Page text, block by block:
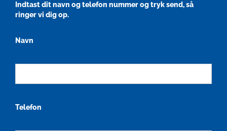
Indtast dit navn og telefon nummer og tryk send, så
ringer vi dig op.
Navn
Telefon